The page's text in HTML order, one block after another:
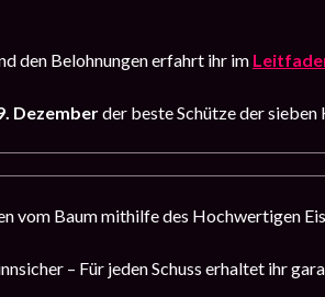
den Belohnungen erfahrt ihr im
Dezemberder beste Schütze der
vom Baum mithilfe des Hochwertigen
– Für jeden Schuss erhaltet ihr